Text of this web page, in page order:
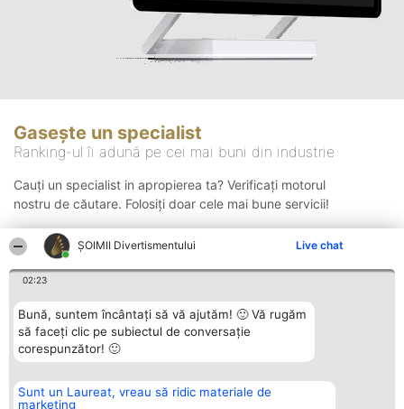
ŞOIMII Divertismentului Live chat
02:23
Bună, suntem încântați să vă ajutăm! 🙂 Vă rugăm
să faceți clic pe subiectul de conversație
corespunzător! 🙂
Sunt un Laureat, vreau să ridic materiale de
marketing
Gasește un specialist
Ranking-ul îi adună pe cei mai buni din industrie
Cauți un specialist in apropierea ta? Verificați motorul
nostru de căutare. Folosiți doar cele mai bune servicii!
Organizator Ranking
BRIGHT SOLUTIONS BR SRL
Plebiscyt Contact